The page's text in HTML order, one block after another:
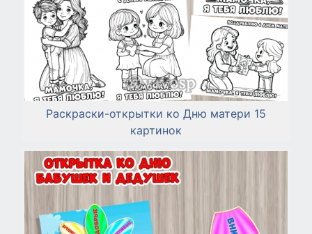
Раскраски-открытки ко Дню матери 15
картинок